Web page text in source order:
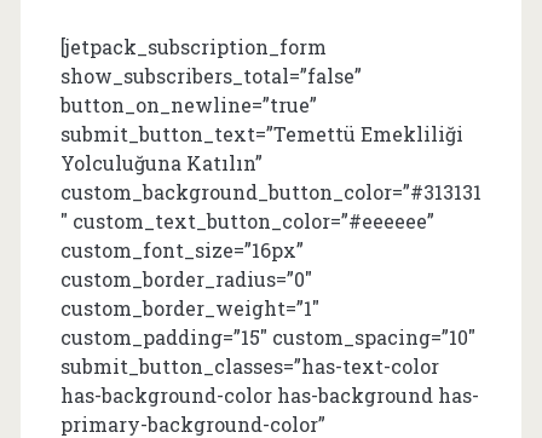
[jetpack_subscription_form
show_subscribers_total=”false”
button_on_newline=”true”
submit_button_text=”Temettü Emekliliği
Yolculuğuna Katılın”
custom_background_button_color=”#313131
″ custom_text_button_color=”#eeeeee”
custom_font_size=”16px”
custom_border_radius=”0″
custom_border_weight=”1″
custom_padding=”15″ custom_spacing=”10″
submit_button_classes=”has-text-color
has-background-color has-background has-
primary-background-color”